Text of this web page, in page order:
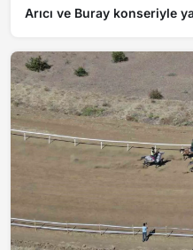
Arıcı ve Buray konseriyle